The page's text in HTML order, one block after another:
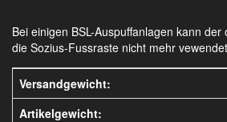
Bei einigen BSL-Auspuffanlagen kann
die Sozius-Fussraste nicht mehr
Versandgewicht:
Artikelgewicht: